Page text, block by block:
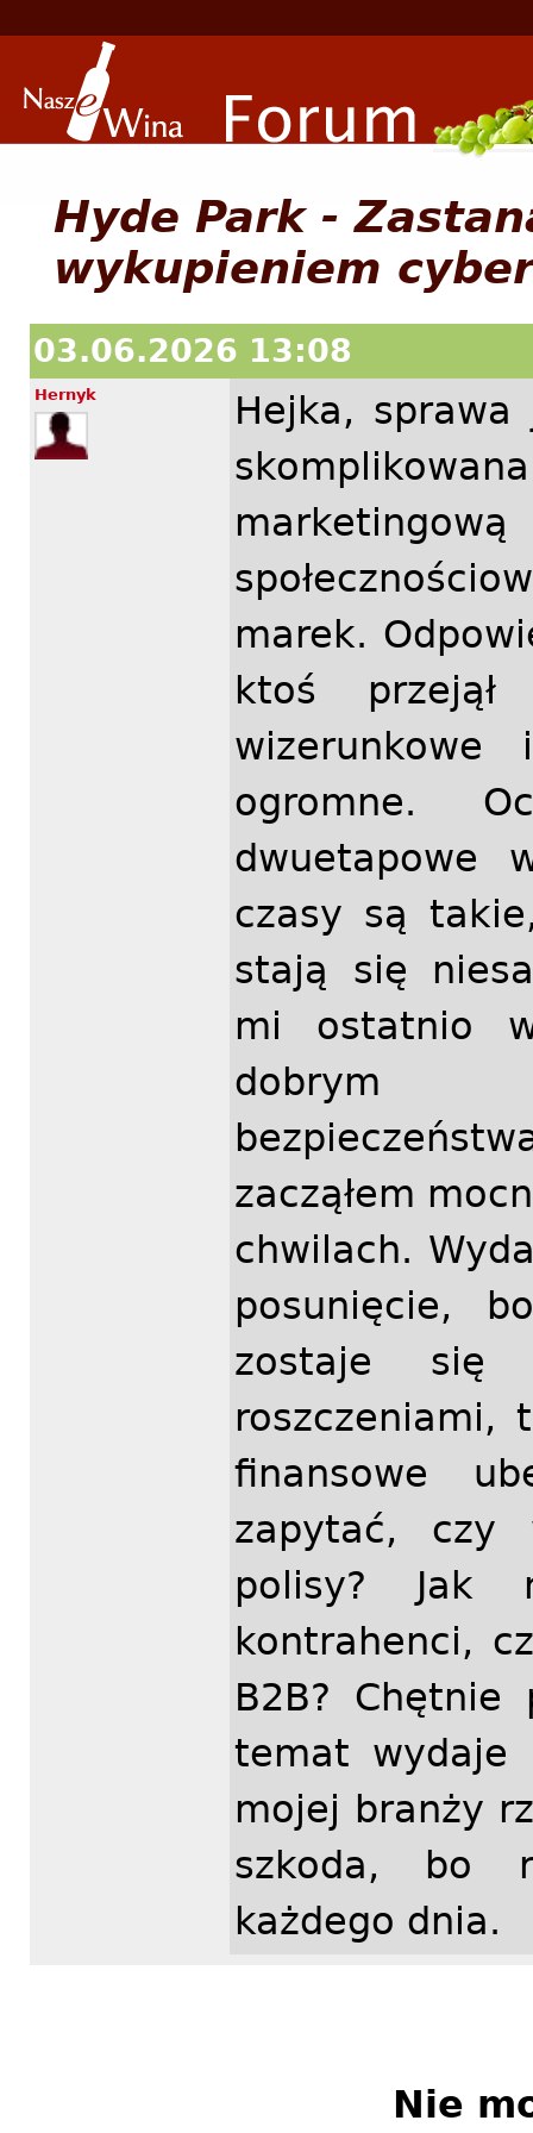
Hyde Park -
wykupieniem
03.06.2026 13:08
Hernyk
Hejka,
marek.
ktoś
wizerunkowe
ogromne.
dwuetapowe
czasy są
stają się
mi ostatnio
dobrym
zacząłem
chwilach.
posunięcie,
zostaje się
roszczeniami,
finansowe
zapytać, czy
polisy?
kontrahenci,
B2B? Chętnie
temat wydaje
mojej branży
szkoda, bo
każdego dnia.
Nie